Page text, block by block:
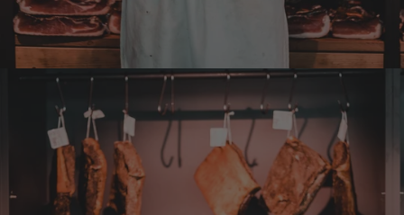
4.8.2026
Axel
Sehr gute Ware , schnelle Zusendung. Ich bin
sehr zufrieden. Gern wieder!
4.8.2026
Sebastian